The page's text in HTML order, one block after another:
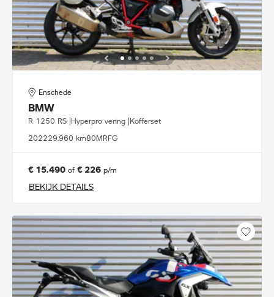
Enschede
BMW
R 1250 RS |Hyperpro vering |Kofferset
202229.960 km80MRFG
€ 15.490 of € 226 p/m
BEKIJK DETAILS